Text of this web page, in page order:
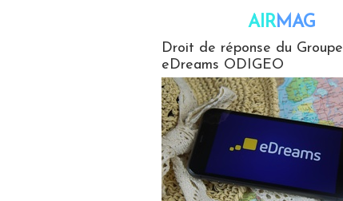
AIRMAG
Droit de réponse du Groupe
eDreams ODIGEO